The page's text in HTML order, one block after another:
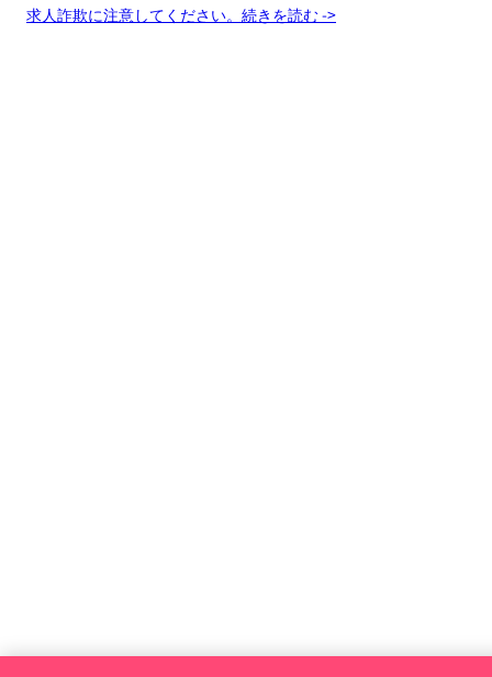
求人詐欺に注意してください。続きを読む ->